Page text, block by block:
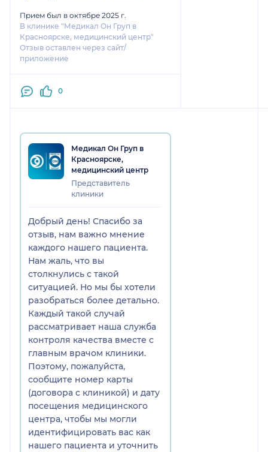
Благо, до лечения за 50 тысяч я
не дошла, иначе бы деньги на
ветер. Сам осмотр был проведен
"для галочки", дольше
других врачей. Если хотите
решить проблему по
выбросить деньги - рекомендую.
Прием был в октябре 2025 г.
В клинике "Медикал Он Груп в
Красноярске, медицинский центр"
Отзыв оставлен через сайт/
приложение
0
Медикал Он Груп в
Красноярске,
медицинский центр
Представитель
клиники
Добрый день! Спасибо за
отзыв, нам важно мнение
каждого нашего пациента.
Нам жаль, что вы
столкнулись с такой
ситуацией. Но мы бы хотели
разобраться более детально.
Каждый такой случай
рассматривает наша служба
контроля качества вместе с
главным врачом клиники.
Поэтому, пожалуйста,
сообщите номер карты
(договора с клиникой) и дату
посещения медицинского
центра, чтобы мы могли
идентифицировать вас как
нашего пациента и уточнить